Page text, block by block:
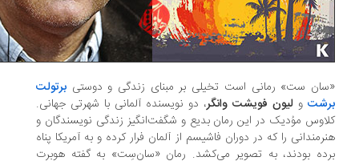
ست» رمانی است تخیلی بر مبنای زندگی و دوستیبرتولت
ولیون فویشت وانگر، دو نویسنده آلمانی با شهرتی جهانی.
موُدیک در این رمان بدیع و شگفت‌انگیز زندگی نویسندگان و
را که در دوران فاشیسم از آلمان فرار کرده و به آمریكا پناه
بودند، به تصویر می‌کشد. رمان «سان‌سِت» به‌ گفته هوبرت